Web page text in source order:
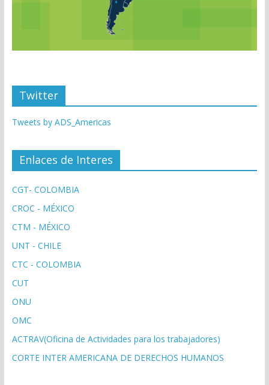
Twitter
Tweets by ADS_Americas
Enlaces de Interes
CGT- COLOMBIA
CROC - MÉXICO
CTM - MÉXICO
UNT - CHILE
CTC - COLOMBIA
CUT
ONU
OMC
ACTRAV(Oficina de Actividades para los trabajadores)
CORTE INTER AMERICANA DE DERECHOS HUMANOS